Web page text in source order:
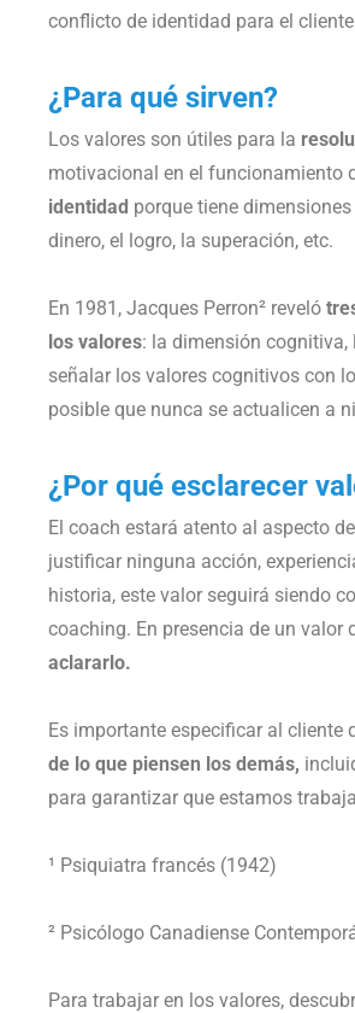
conflicto de identidad para el
¿Para qué sirven?
Los valores son útiles para la
motivacional en el funcionamiento
identidad porque tiene
dinero, el logro, la superación, etc.
En 1981, Jacques Perron² reveló
los valores: la dimensión
señalar los valores cognitivos con
posible que nunca se actualicen a
¿Por qué esclarecer
El coach estará atento al aspecto
justificar ninguna acción,
historia, este valor seguirá siendo
coaching. En presencia de un valor
aclararlo.
Es importante especificar al cliente
de lo que piensen los demás,
para garantizar que estamos
¹ Psiquiatra francés (1942)
² Psicólogo Canadiense
Para trabajar en los valores,